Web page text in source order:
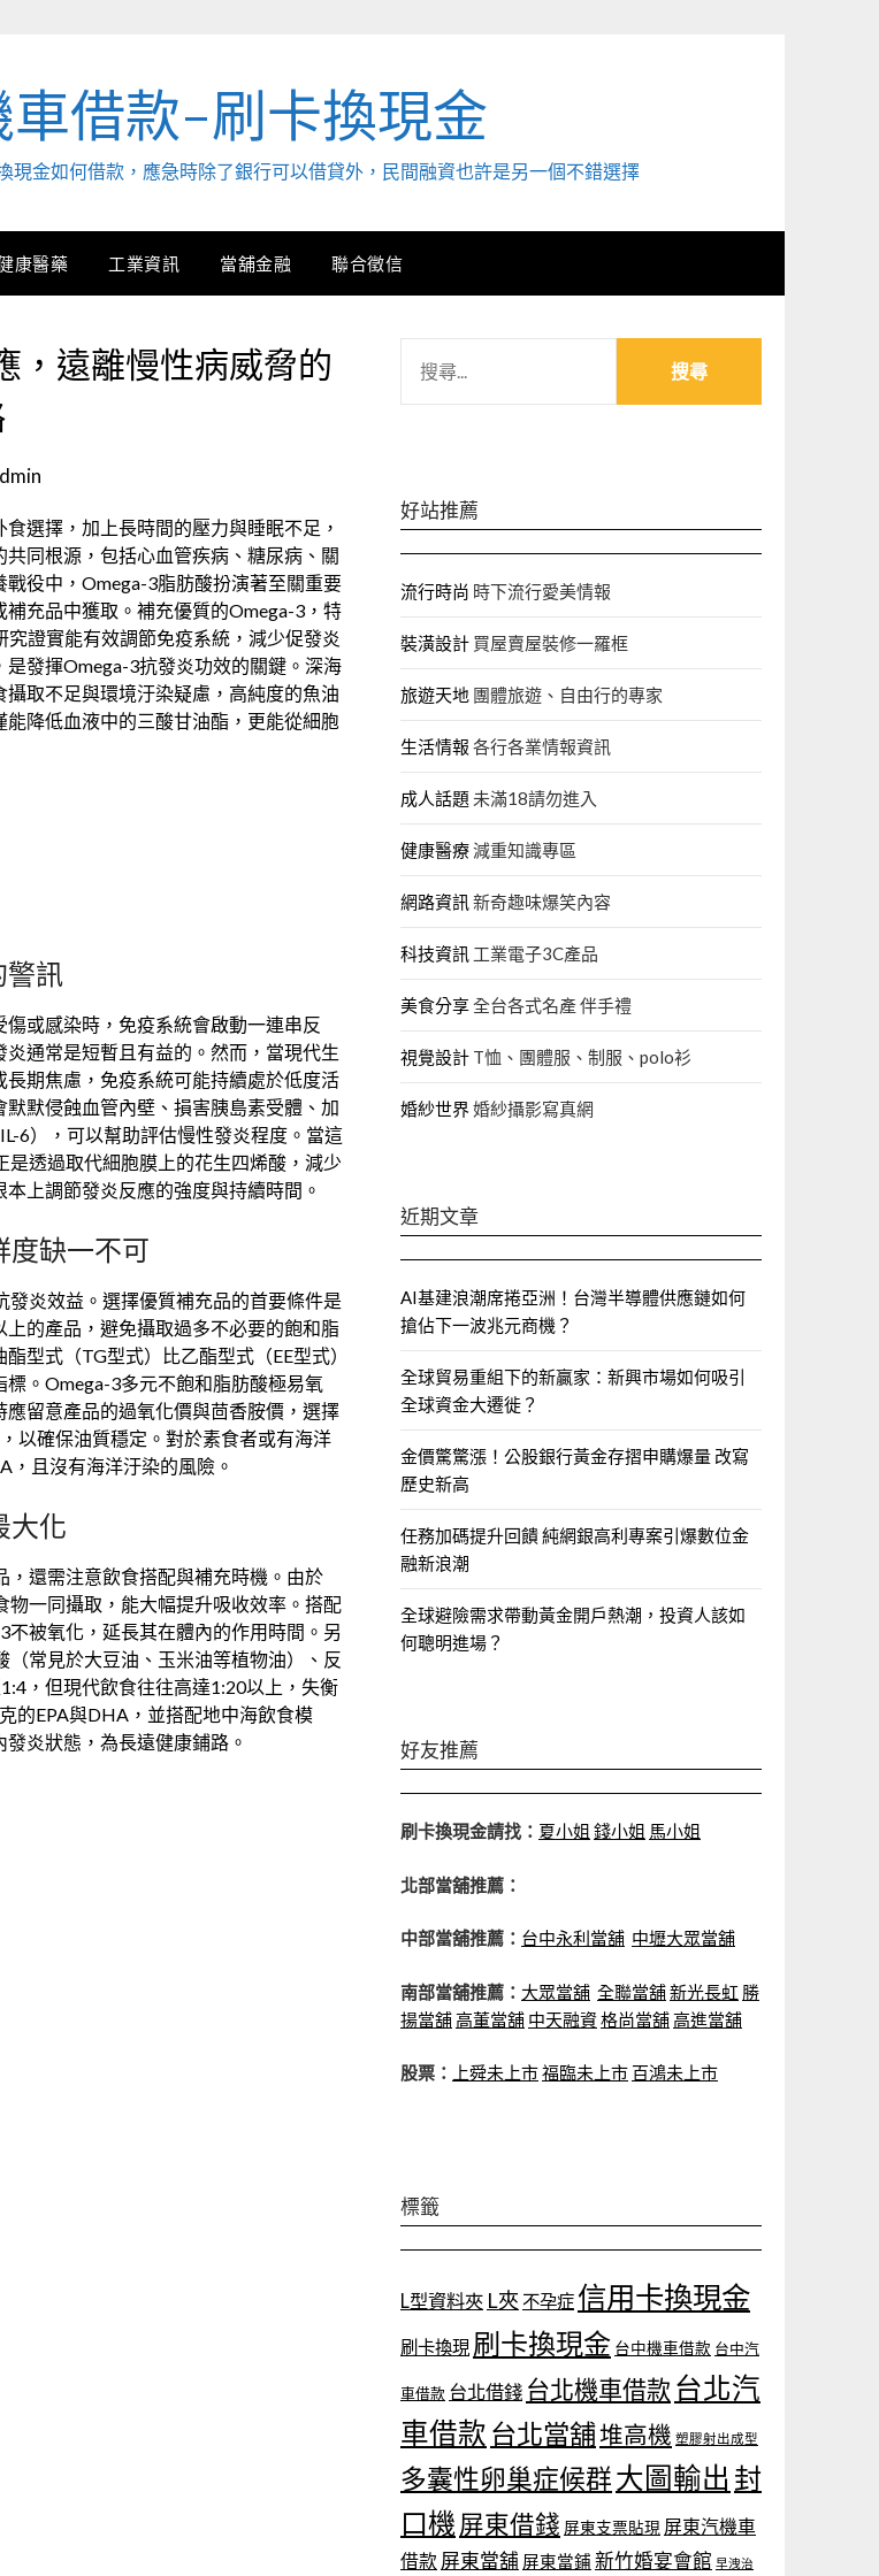
車借款-刷卡換現金
現金如何借款，應急時除了銀行可以借貸外，民間融資也許是另一個不錯選擇
康醫藥 工業資訊 當舖金融 聯合徵信
，遠離慢性病威脅的
選擇，加上長時間的壓力與睡眠不足，
同根源，包括心血管疾病、糖尿病、關
役中，Omega-3脂肪酸扮演著至關重要
充品中獲取。補充優質的Omega-3，特
證實能有效調節免疫系統，減少促發炎
發揮Omega-3抗發炎功效的關鍵。深海
取不足與環境汙染疑慮，高純度的魚油
降低血液中的三酸甘油酯，更能從細胞
警訊
或感染時，免疫系統會啟動一連串反
通常是短暫且有益的。然而，當現代生
期焦慮，免疫系統可能持續處於低度活
默侵蝕血管內壁、損害胰島素受體、加
6），可以幫助評估慢性發炎程度。當這
透過取代細胞膜上的花生四烯酸，減少
上調節發炎反應的強度與持續時間。
缺一不可
炎效益。選擇優質補充品的首要條件是
的產品，避免攝取過多不必要的飽和脂
型式（TG型式）比乙酯型式（EE型式）
。Omega-3多元不飽和脂肪酸極易氧
留意產品的過氧化價與茴香胺價，選擇
以確保油質穩定。對於素食者或有海洋
且沒有海洋汙染的風險。
大化
還需注意飲食搭配與補充時機。由於
一同攝取，能大幅提升吸收效率。搭配
被氧化，延長其在體內的作用時間。另
常見於大豆油、玉米油等植物油）、反
，但現代飲食往往高達1:20以上，失衡
的EPA與DHA，並搭配地中海飲食模
炎狀態，為長遠健康鋪路。
關
好站推薦
流行時尚 時下流行愛美情報
裝潢設計 買屋賣屋裝修一羅框
旅遊天地 團體旅遊、自由行的專家‎
生活情報 各行各業情報資訊
成人話題 未滿18請勿進入
健康醫療減重知識專區
網路資訊 新奇趣味爆笑內容
科技資訊 工業電子3C產品
美食分享全台各式名產 伴手禮
視覺設計 T恤、團體服、制服、polo衫
婚紗世界婚紗攝影寫真網
近期文章
AI基建浪潮席捲亞洲！台灣半導體供應鏈如何
搶佔下一波兆元商機？
全球貿易重組下的新贏家：新興市場如何吸引
全球資金大遷徙？
金價驚驚漲！公股銀行黃金存摺申購爆量 改寫
歷史新高
任務加碼提升回饋 純網銀高利專案引爆數位金
融新浪潮
全球避險需求帶動黃金開戶熱潮，投資人該如
何聰明進場？
好友推薦
刷卡換現金請找： 夏小姐 錢小姐 馬小姐
北部當舖推薦：
中部當舖推薦： 台中永利當舖 中壢大眾當舖
南部當舖推薦： 大眾當舖 全聯當舖新光長虹 勝
揚當舖高董當舖 中天融資格尚當舖高進當舖
股票： 上舜未上市福臨未上市 百鴻未上市
標籤
L型資料夾 L夾 不孕症 信用卡換現金
刷卡換現 刷卡換現金 台中機車借款 台中汽
車借款 台北借錢 台北機車借款 台北汽
車借款 台北當舖堆高機 塑膠射出成型
多囊性卵巢症候群大圖輸出 封
口機 屏東借錢 屏東支票貼現 屏東汽機車
借款 屏東當舖 屏東當鋪 新竹婚宴會館 早洩治